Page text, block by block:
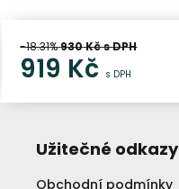
-18.31%930Kč s DPH
919 Kč s DPH
Užitečné odkazy
Obchodní podmínky